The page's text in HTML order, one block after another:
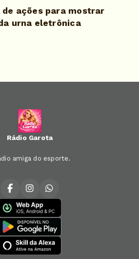
de ações para mostrar
urna eletrônica
Rádio Garota
amiga do esporte.